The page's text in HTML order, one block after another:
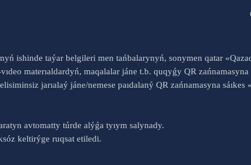
ishinde taýar belgileri men tańbalarynyń, sonymen qatar
materıaldardyń, maqalalar jáne t.b. quqyǵy QR zańnamasyna
jarıalaý jáne/nemese paıdalaný QR zańnamasyna
avtomatty túrde alýǵa tyıym salynady.
keltirýge ruqsat etiledi.